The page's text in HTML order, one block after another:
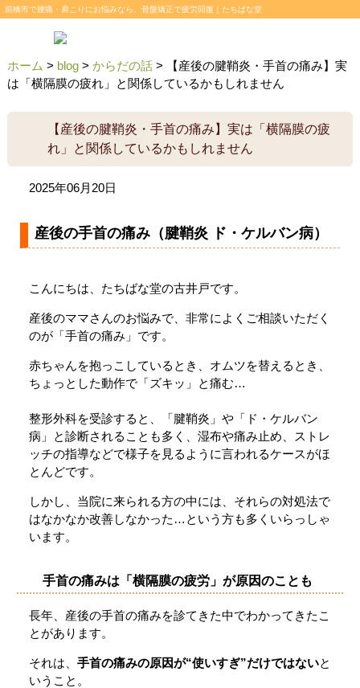
前橋市で腰痛・肩こりにお悩みなら、骨盤矯正で疲労回復｜たちばな堂
ホーム > blog> からだの話>
【産後の腱鞘炎・手首の痛み】実
は「横隔膜の疲れ」と関係しているかもしれません
【産後の腱鞘炎・手首の痛み】実は「横隔膜の疲
れ」と関係しているかもしれません
2025年06月20日
産後の手首の痛み（腱鞘炎 ド・ケルバン病）
こんにちは、たちばな堂の古井戸です。
産後のママさんのお悩みで、非常によくご相談いただく
のが「手首の痛み」です。
赤ちゃんを抱っこしているとき、オムツを替えるとき、
ちょっとした動作で「ズキッ」と痛む…
整形外科を受診すると、「腱鞘炎」や「ド・ケルバン
病」と診断されることも多く、湿布や痛み止め、ストレ
ッチの指導などで様子を見るように言われるケースがほ
とんどです。
しかし、当院に来られる方の中には、それらの対処法で
はなかなか改善しなかった…という方も多くいらっしゃ
います。
手首の痛みは「横隔膜の疲労」が原因のことも
長年、産後の手首の痛みを診てきた中でわかってきたこ
とがあります。
それは、 手首の痛みの原因が“使いすぎ”だけではないと
いうこと。